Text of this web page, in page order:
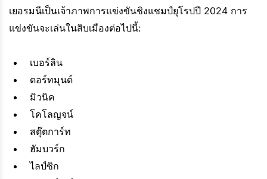
เยอรมนีเป็นเจ้าภาพการแข่งขันชิงแชมป์ยุโรปปี 2024 การ
แข่งขันจะเล่นในสิบเมืองต่อไปนี้:
เบอร์ลิน
ดอร์ทมุนด์
มิวนิค
โคโลญจน์
สตุ๊ตการ์ท
ฮัมบวร์ก
ไลป์ซิก